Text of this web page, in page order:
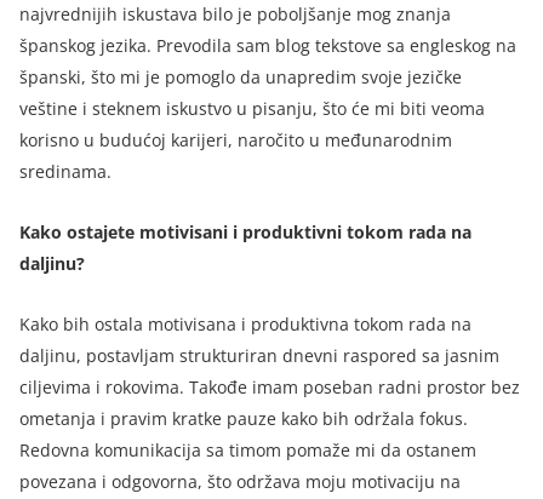
najvrednijih iskustava bilo je poboljšanje mog znanja
španskog jezika. Prevodila sam blog tekstove sa engleskog na
španski, što mi je pomoglo da unapredim svoje jezičke
veštine i steknem iskustvo u pisanju, što će mi biti veoma
korisno u budućoj karijeri, naročito u međunarodnim
sredinama.
Kako ostajete motivisani i produktivni tokom rada na
daljinu?
Kako bih ostala motivisana i produktivna tokom rada na
daljinu, postavljam strukturiran dnevni raspored sa jasnim
ciljevima i rokovima. Takođe imam poseban radni prostor bez
ometanja i pravim kratke pauze kako bih održala fokus.
Redovna komunikacija sa timom pomaže mi da ostanem
povezana i odgovorna, što održava moju motivaciju na